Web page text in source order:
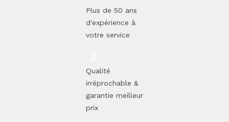
Plus de 50 ans
d'expérience à
votre service
Qualité
irréprochable &
garantie meilleur
prix